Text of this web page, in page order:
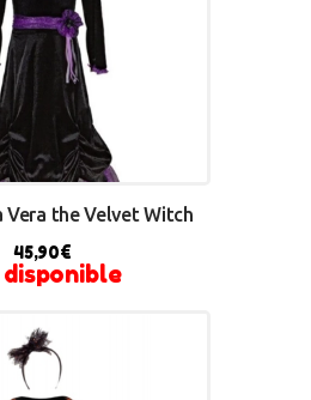
Vera the Velvet Witch
45,90€
disponible